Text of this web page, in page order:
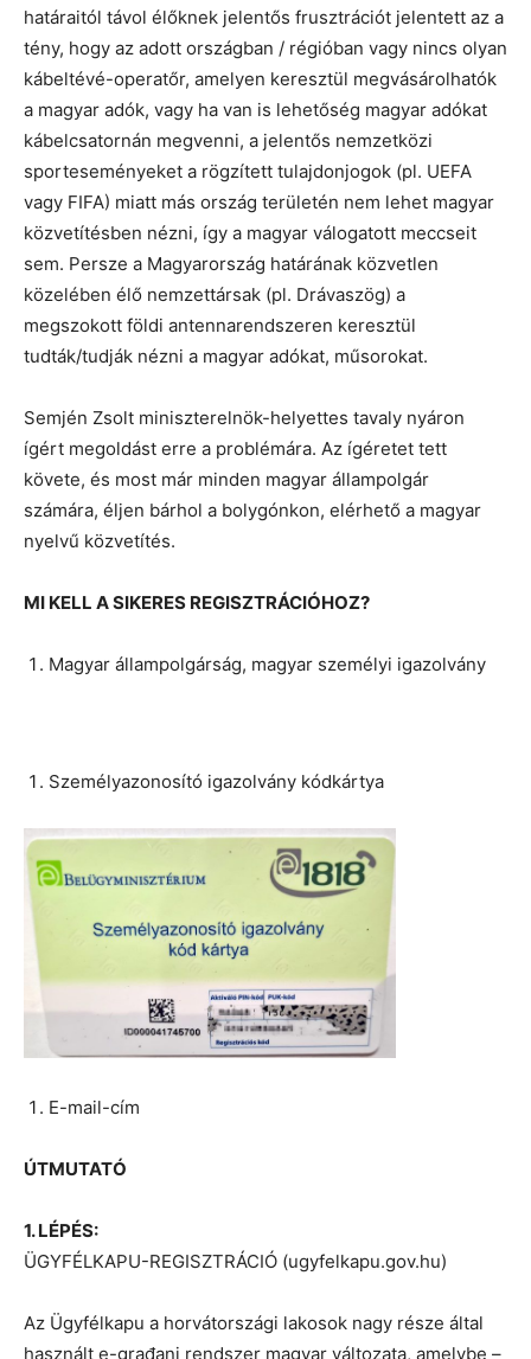
határaitól távol élőknek jelentős frusztrációt jelentett az a
tény, hogy az adott országban / régióban vagy nincs olyan
kábeltévé-operatőr, amelyen keresztül megvásárolhatók
a magyar adók, vagy ha van is lehetőség magyar adókat
kábelcsatornán megvenni, a jelentős nemzetközi
sporteseményeket a rögzített tulajdonjogok (pl. UEFA
vagy FIFA) miatt más ország területén nem lehet magyar
közvetítésben nézni, így a magyar válogatott meccseit
sem. Persze a Magyarország határának közvetlen
közelében élő nemzettársak (pl. Drávaszög) a
megszokott földi antennarendszeren keresztül
tudták/tudják nézni a magyar adókat, műsorokat.
Semjén Zsolt miniszterelnök-helyettes tavaly nyáron
ígért megoldást erre a problémára. Az ígéretet tett
követe, és most már minden magyar állampolgár
számára, éljen bárhol a bolygónkon, elérhető a magyar
nyelvű közvetítés.
MI KELL A SIKERES REGISZTRÁCIÓHOZ?
Magyar állampolgárság, magyar személyi igazolvány
Személyazonosító igazolvány kódkártya
E-mail-cím
ÚTMUTATÓ
1. LÉPÉS:
ÜGYFÉLKAPU-REGISZTRÁCIÓ (ugyfelkapu.gov.hu)
Az Ügyfélkapu a horvátországi lakosok nagy része által
használt e-građani rendszer magyar változata, amelybe –